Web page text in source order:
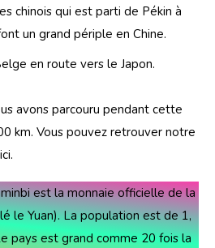
chinois qui est parti de Pékin à
un grand périple en Chine.
en route vers le Japon.
avons parcouru pendant cette
km. Vous pouvez retrouver notre
ici.
est la monnaie officielle de la
le Yuan). La population est de 1,
pays est grand comme 20 fois la